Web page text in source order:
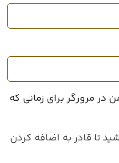
در مرورگر برای زمانی که
تا قادر به اضافه کردن